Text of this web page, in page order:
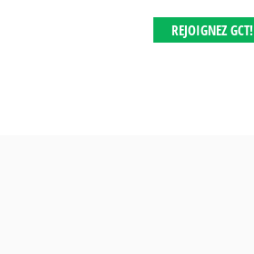
REJOIGNEZ GCT!